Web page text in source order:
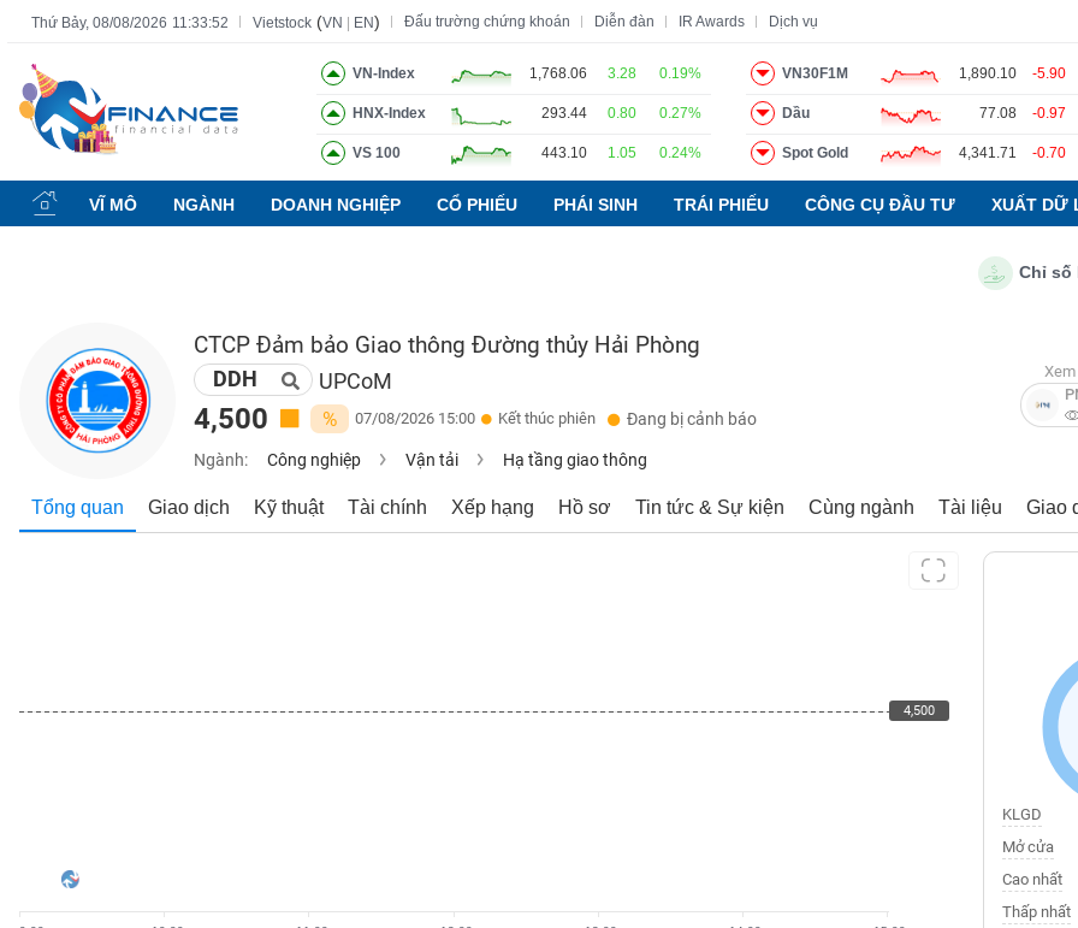
Thứ Bảy, 08/08/2026 11:33:53 Vietstock (VN EN) Đấu trường chứng khoán Diễn đàn IR Awards Dịch vụ
VN-Index 1,768.06 3.28 0.19%
HNX-Index 293.44 0.80 0.27%
VS 100 443.10 1.05 0.24%
VN30F1M 1,890.10 -5.90
Dầu 77.08 -0.97
Spot Gold 4,341.71 -0.70
VĨ MÔ NGÀNH DOANH NGHIỆP CỔ PHIẾU PHÁI SINH TRÁI PHIẾU CÔNG CỤ ĐẦU TƯ XUẤT DỮ
Chỉ số PMI
CTCP Đảm bảo Giao thông Đường thủy Hải Phòng
DDH UPCoM
4,500 % 07/08/2026 15:00 Kết thúc phiên Đang bị cảnh báo
Ngành: Công nghiệp Vận tải Hạ tầng giao thông
Tổng quan Giao dịch Kỹ thuật Tài chính Xếp hạng Hồ sơ Tin tức & Sự kiện Cùng ngành Tài liệu Giao
4,500
4,500
KLGD
Mở cửa
Cao nhất
Thấp nhất
Tất cả Tính năng Ngành Mã chứng khoán Lãnh đạo Báo cáo phân tích Thuật ngữ
Tính
năng
(-)
CHỨNG
KHOÁN
NGHIỆP